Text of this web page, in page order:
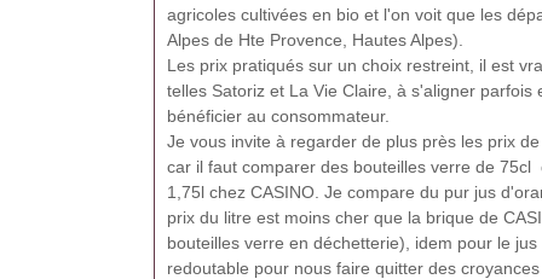
agricoles cultivées en bio et l'on voit que les
Alpes de Hte Provence, Hautes Alpes).
Les prix pratiqués sur un choix restreint, il est
telles Satoriz et La Vie Claire, à s'aligner
bénéficier au consommateur.
Je vous invite à regarder de plus près les prix
car il faut comparer des bouteilles verre de
1,75l chez CASINO. Je compare du pur jus
prix du litre est moins cher que la brique de
bouteilles verre en déchetterie), idem pour le
redoutable pour nous faire quitter des